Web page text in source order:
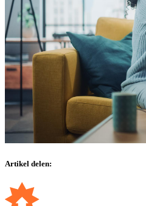
Artikel delen: